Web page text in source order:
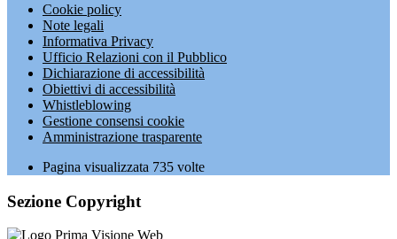
Cookie policy
Note legali
Informativa Privacy
Ufficio Relazioni con il Pubblico
Dichiarazione di accessibilità
Obiettivi di accessibilità
Whistleblowing
Gestione consensi cookie
Amministrazione trasparente
Pagina visualizzata 735 volte
Sezione Copyright